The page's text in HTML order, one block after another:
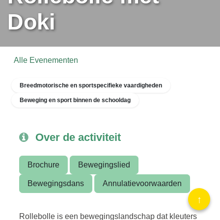
Rollebolle met
Doki
Alle Evenementen
Breedmotorische en sportspecifieke vaardigheden
Over de activiteit
Brochure
Bewegingslied